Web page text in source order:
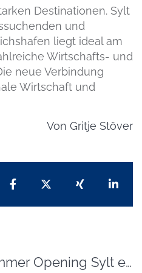
Destinationen. Sylt
und
liegt ideal am
Wirtschafts- und
neue Verbindung
Wirtschaft und
Von Gritje Stöver
Teilen auf Facebook
Teilen auf X
Teilen auf
die Sommer Saison auf der Nordseeinsel